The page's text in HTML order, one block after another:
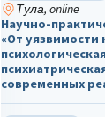
Тула, online
Научно-
«От уязвимости
современных